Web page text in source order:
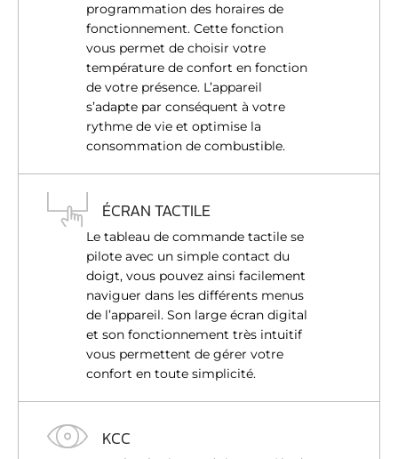
programmation des horaires de
fonctionnement. Cette fonction
vous permet de choisir votre
température de confort en fonction
de votre présence. L’appareil
s’adapte par conséquent à votre
rythme de vie et optimise la
consommation de combustible.
ÉCRAN TACTILE
Le tableau de commande tactile se
pilote avec un simple contact du
doigt, vous pouvez ainsi facilement
naviguer dans les différents menus
de l’appareil. Son large écran digital
et son fonctionnement très intuitif
vous permettent de gérer votre
confort en toute simplicité.
KCC